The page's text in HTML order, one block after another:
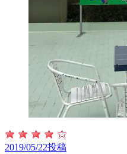
2019/05/22投稿